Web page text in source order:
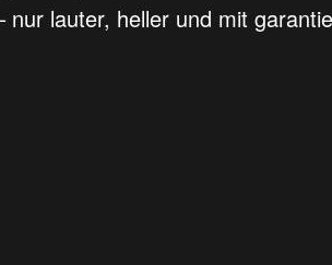
lauter, heller und mit